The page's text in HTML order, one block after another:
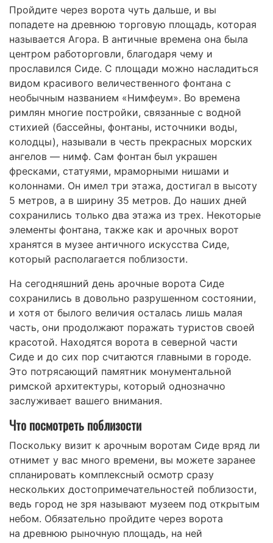
Пройдите через ворота чуть дальше, и вы
попадете на древнюю торговую площадь, которая
называется Агора. В античные времена она была
центром работорговли, благодаря чему и
прославился Сиде. С площади можно насладиться
видом красивого величественного фонтана с
необычным названием «Нимфеум». Во времена
римлян многие постройки, связанные с водной
стихией (бассейны, фонтаны, источники воды,
колодцы), называли в честь прекрасных морских
ангелов — нимф. Сам фонтан был украшен
фресками, статуями, мраморными нишами и
колоннами. Он имел три этажа, достигал в высоту
5 метров, а в ширину 35 метров. До наших дней
сохранились только два этажа из трех. Некоторые
элементы фонтана, также как и арочных ворот
хранятся в музее античного искусства Сиде,
который располагается поблизости.
На сегодняшний день арочные ворота Сиде
сохранились в довольно разрушенном состоянии,
и хотя от былого величия осталась лишь малая
часть, они продолжают поражать туристов своей
красотой. Находятся ворота в северной части
Сиде и до сих пор считаются главными в городе.
Это потрясающий памятник монументальной
римской архитектуры, который однозначно
заслуживает вашего внимания.
Что посмотреть поблизости
Поскольку визит к арочным воротам Сиде вряд ли
отнимет у вас много времени, вы можете заранее
спланировать комплексный осмотр сразу
нескольких достопримечательностей поблизости,
ведь город не зря называют музеем под открытым
небом. Обязательно пройдите через ворота
на древнюю рыночную площадь, на ней